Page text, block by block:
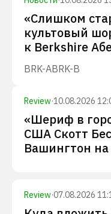
«Слишком
культовый
к Berkshire
BRK-ABRK-B
Review·10.08.2026
«Шериф в
США Скотт
Вашингтон
Review·07.08.2026